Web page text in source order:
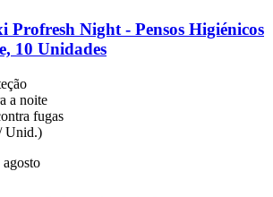
Profresh Night -​ Pensos Higiénicos
10 Unidades
a noite
fugas
Unid.)
agosto